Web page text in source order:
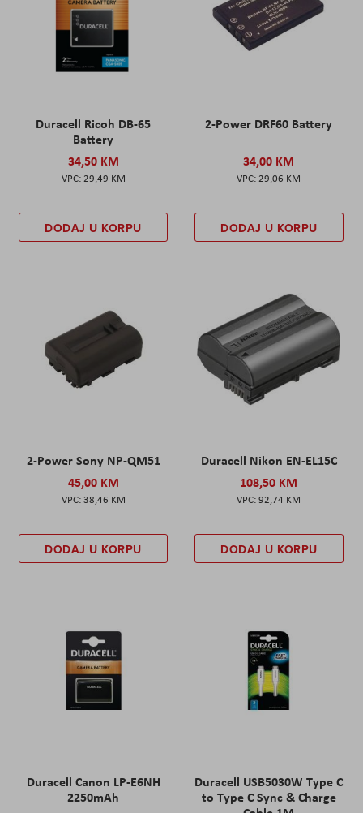
Duracell Ricoh DB-65
Battery
34,50 KM
29,49 KM
DODAJ U KORPU
2-Power DRF60 Battery
34,00 KM
29,06 KM
DODAJ U KORPU
2-Power Sony NP-QM51
45,00 KM
38,46 KM
DODAJ U KORPU
Duracell Nikon EN-EL15C
108,50 KM
92,74 KM
DODAJ U KORPU
Duracell Canon LP-E6NH
2250mAh
Duracell USB5030W Type C
to Type C Sync & Charge